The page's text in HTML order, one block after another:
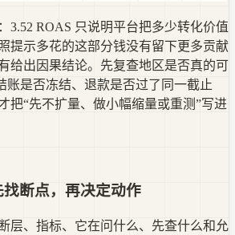
3.52 ROAS 只说明平台把多少转化价值
提示多花的这部分钱没有留下更多贡献
给出因果结论。先复查地区是否真的可
账是否冻结、退款是否过了同一截止
把“先不扩量、做小幅缩量或重测”写进
断点，再决定动作
层、指标、它在问什么、先查什么和允